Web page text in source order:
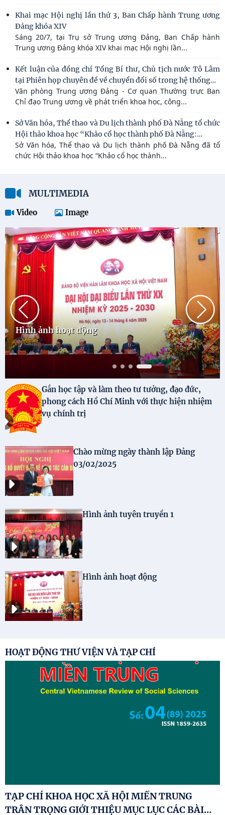
Khai mạc Hội nghị lần thứ 3, Ban Chấp hành Trung ương
Đảng khóa XIV
Sáng 20/7, tại Trụ sở Trung ương Đảng, Ban Chấp hành
Trung ương Đảng khóa XIV khai mạc Hội nghị lần...
Kết luận của đồng chí Tổng Bí thư, Chủ tịch nước Tô Lâm
tại Phiên họp chuyên đề về chuyển đổi số trong hệ thống…
Văn phòng Trung ương Đảng - Cơ quan Thường trực Ban
Chỉ đạo Trung ương về phát triển khoa học, công...
Sở Văn hóa, Thể thao và Du lịch thành phố Đà Nẵng tổ chức
Hội thảo khoa học “Khảo cổ học thành phố Đà Nẵng:…
Sở Văn hóa, Thể thao và Du lịch thành phố Đà Nẵng đã tổ
chức Hội thảo khoa học “Khảo cổ học thành...
MULTIMEDIA
Video Image
Hình ảnh hoạt động
Video
Gắn học tập và làm theo tư tưởng, đạo đức,
phong cách Hồ Chí Minh với thực hiện nhiệm
vụ chính trị
Image
Chào mừng ngày thành lập Đảng
03/02/2025
Image
Hình ảnh tuyên truyền 1
Image
Hình ảnh hoạt động
HOẠT ĐỘNG THƯ VIỆN VÀ TẠP CHÍ
TẠP CHÍ KHOA HỌC XÃ HỘI MIỀN TRUNG
TRÂN TRỌNG GIỚI THIỆU MỤC LỤC CÁC BÀI…